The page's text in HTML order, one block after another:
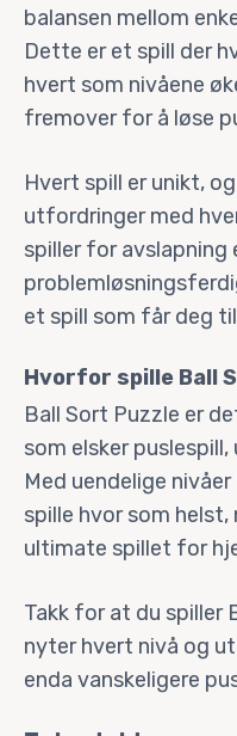
balansen mellom
Dette er et spill der
hvert som nivåene
fremover for å løse
Hvert spill er unikt,
utfordringer med
spiller for avslapning
et spill som får deg
Hvorfor spille Ball
Ball Sort Puzzle er
som elsker
Med uendelige
spille hvor som
ultimate spillet for
Takk for at du spiller
nyter hvert nivå og
enda vanskeligere